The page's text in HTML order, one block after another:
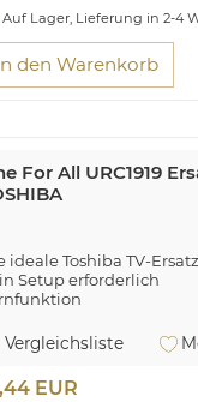
Auf Lager, Lieferung in 2-4
den Warenkorb
For All URC1919
ideale Toshiba TV-
Setup erforderlich
For All URC 1919.
Nutzung:
Vergleichsliste
EUR